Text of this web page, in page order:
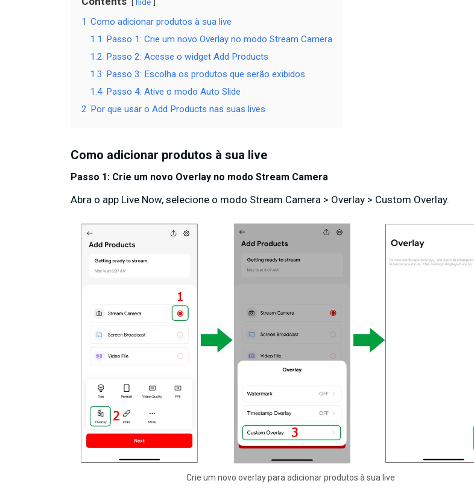
hide
1 Como adicionar produtos à sua live
1.1
Passo 1: Crie um novo Overlay no modo Stream Camera
1.2 Passo 2: Acesse o widget Add Products
1.3
Passo 3: Escolha os produtos que serão exibidos
1.4 Passo 4: Ative o modo Auto Slide
2 Por que usar o Add Products nas suas lives
Como adicionar produtos à sua live
Passo 1: Crie um novo Overlay no modo Stream Camera
Abra o app Live Now, selecione o modo Stream Camera > Overlay > Custom Overlay.
Crie um novo overlay para adicionar produtos à sua live